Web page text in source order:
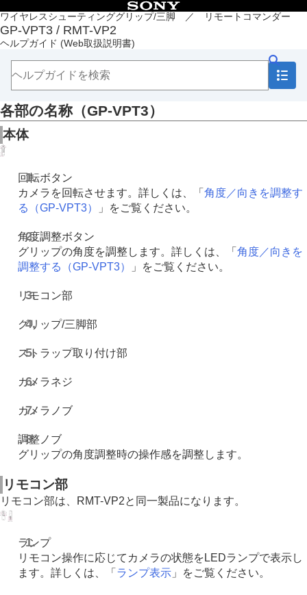
ワイヤレスシューティンググリップ/三脚 ／ リモートコマンダー
GP-VPT3 / RMT-VP2
ヘルプガイド (Web取扱説明書)
目次
トップページ
各部の名称（GP-VPT3）
準備
本機について
故障かな？と思ったら
各部の名称（GP-VPT3）
本体
回転ボタン
カメラを回転させます。詳しくは、「 角度／向きを調整す
る（GP-VPT3）
」をご覧ください。
角度調整ボタン
グリップの角度を調整します。詳しくは、「 角度／向きを
調整する（GP-VPT3）
」をご覧ください。
リモコン部
グリップ/三脚部
ストラップ取り付け部
カメラネジ
カメラノブ
調整ノブ
グリップの角度調整時の操作感を調整します。
リモコン部
リモコン部は、RMT-VP2と同一製品になります。
ランプ
リモコン操作に応じてカメラの状態をLEDランプで表示し
ます。詳しくは、「 ランプ表示 」をご覧ください。